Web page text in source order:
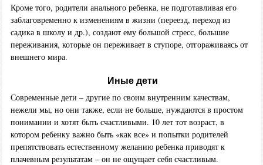
Кроме того, родители анального ребенка, не подготавливая его
заблаговременно к изменениям в жизни (переезд, переход из
садика в школу и др.), создают ему большой стресс, большие
переживания, которые он переживает в ступоре, отгораживаясь от
внешнего мира.
Иные дети
Современные дети – другие по своим внутренним качествам,
нежели мы, но они также, если не больше, нуждаются в простом
понимании и хотят быть счастливыми. 10 лет тот возраст, в
котором ребенку важно быть «как все» и попытки родителей
препятствовать естественному желанию ребенка приводят к
плачевным результатам – он не ощущает себя счастливым.